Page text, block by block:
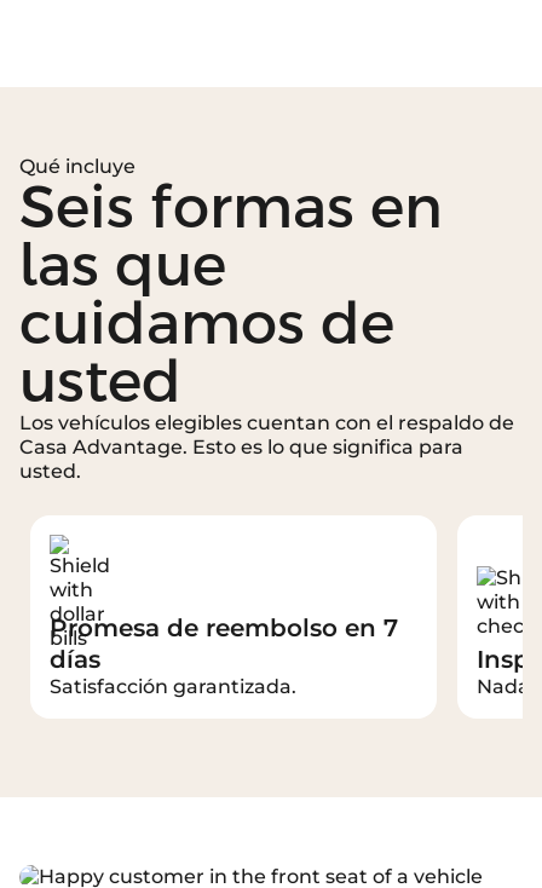
Qué incluye
Seis formas en
las que
cuidamos de
usted
Los vehículos elegibles cuentan con el respaldo de
Casa Advantage. Esto es lo que significa para
usted.
Promesa de reembolso en 7
días
Satisfacción garantizada. Nada